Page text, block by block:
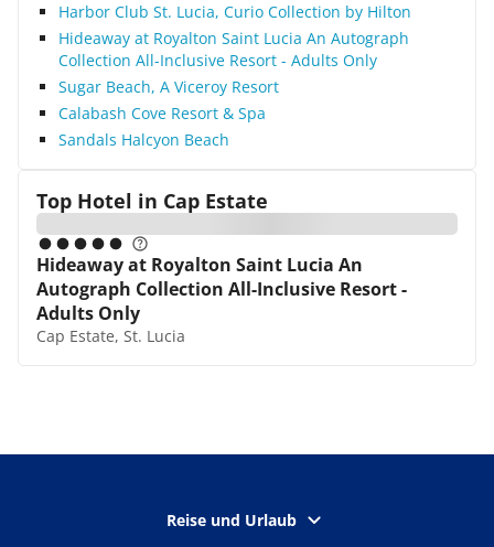
Harbor Club St. Lucia, Curio Collection by Hilton
Hideaway at Royalton Saint Lucia An Autograph
Collection All-Inclusive Resort - Adults Only
Sugar Beach, A Viceroy Resort
Calabash Cove Resort & Spa
Sandals Halcyon Beach
Top Hotel in Cap Estate
Hideaway at Royalton Saint Lucia An
Autograph Collection All-Inclusive Resort -
Adults Only
Cap Estate, St. Lucia
Reise und Urlaub